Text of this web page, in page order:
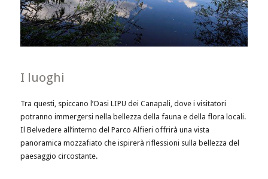
I luoghi
Tra questi, spiccano l’Oasi LIPU dei Canapali, dove i visitatori
potranno immergersi nella bellezza della fauna e della flora locali.
Il Belvedere all’interno del Parco Alfieri offrirà una vista
panoramica mozzafiato che ispirerà riflessioni sulla bellezza del
paesaggio circostante.